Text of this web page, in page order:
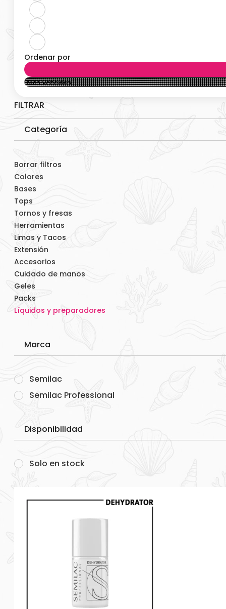
Ordenar por
FILTRAR
Categoría
Borrar filtros
Colores
Bases
Tops
Tornos y fresas
Herramientas
Limas y Tacos
Extensión
Accesorios
Cuidado de manos
Geles
Packs
Líquidos y preparadores
Marca
Semilac
Semilac Professional
Disponibilidad
Solo en stock